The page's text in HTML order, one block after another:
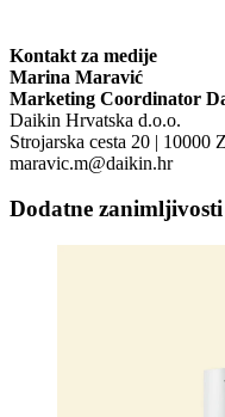
Kontakt za medije
Marina Maravić
Marketing Coordinator
Daikin Hrvatska d.o.o.
Strojarska cesta 20 | 10000
maravic.m@daikin.hr
Dodatne zanimljivosti